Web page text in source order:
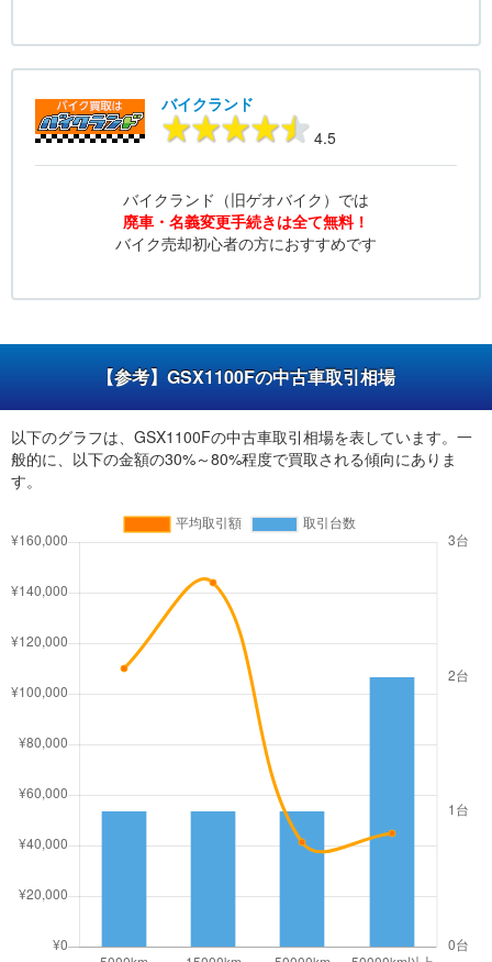
バイクランド
4.5
バイクランド（旧ゲオバイク）では
廃車・名義変更手続きは全て無料！
バイク売却初心者の方におすすめです
【参考】GSX1100Fの中古車取引相場
以下のグラフは、GSX1100Fの中古車取引相場を表しています。一
般的に、以下の金額の30%～80%程度で買取される傾向にありま
す。